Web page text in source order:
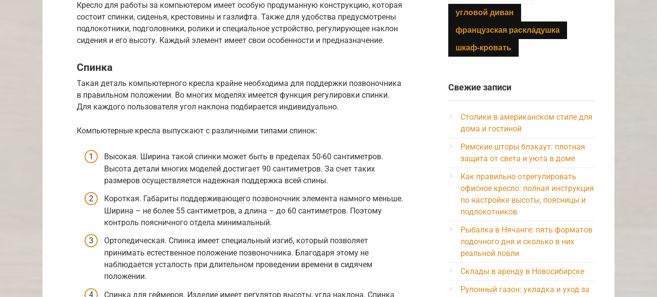
Кресло для работы за компьютером имеет особую продуманную конструкцию, которая
состоит спинки, сиденья, крестовины и газлифта. Также для удобства предусмотрены
подлокотники, подголовники, ролики и специальное устройство, регулирующее наклон
сидения и его высоту. Каждый элемент имеет свои особенности и предназначение.
Спинка
Такая деталь компьютерного кресла крайне необходима для поддержки позвоночника
в правильном положении. Во многих моделях имеется функция регулировки спинки.
Для каждого пользователя угол наклона подбирается индивидуально.
Компьютерные кресла выпускают с различными типами спинок:
Высокая. Ширина такой спинки может быть в пределах 50-60 сантиметров.
Высота детали многих моделей достигает 90 сантиметров. За счет таких
размеров осуществляется надежная поддержка всей спины.
Короткая. Габариты поддерживающего позвоночник элемента намного меньше.
Ширина – не более 55 сантиметров, а длина – до 60 сантиметров. Поэтому
контроль поясничного отдела минимальный.
Ортопедическая. Спинка имеет специальный изгиб, который позволяет
принимать естественное положение позвоночника. Благодаря этому не
наблюдается усталость при длительном проведении времени в сидячем
положении.
Спинка для геймеров. Изделие имеет регулятор высоты, угла наклона. Спинка
угловой диван
французская раскладушка
шкаф-кровать
Свежие записи
Столики в американском стиле для
дома и гостиной
Римские шторы блэкаут: плотная
защита от света и уюта в доме
Как правильно отрегулировать
офисное кресло: полная инструкция
по настройке высоты, поясницы и
подлокотников
Рыбалка в Нячанге: пять форматов
лодочного дня и сколько в них
реальной ловли
Склады в аренду в Новосибирске
Рулонный газон: укладка и уход за